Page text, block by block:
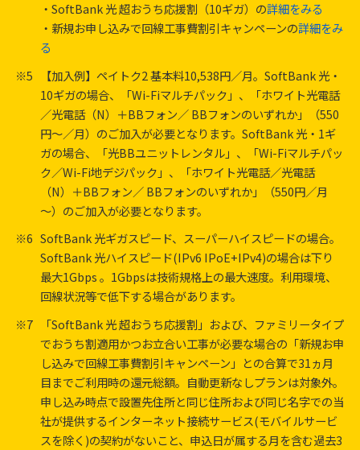
・SoftBank 光 超おうち応援割（10ギガ）の詳細をみる
・新規お申し込みで回線工事費割引キャンペーンの詳細をみ
る
※5
【加入例】ペイトク2 基本料10,538円／月。SoftBank 光・
10ギガの場合、「Wi-Fiマルチパック」、「ホワイト光電話
／光電話（N）＋BBフォン／ BBフォンのいずれか」（550
円～／月）のご加入が必要となります。SoftBank 光・1ギ
ガの場合、「光BBユニットレンタル」、「Wi-Fiマルチパッ
ク／Wi-Fi地デジパック」、「ホワイト光電話／光電話
（N）＋BBフォン／ BBフォンのいずれか」（550円／月
～）のご加入が必要となります。
※6 SoftBank 光ギガスピード、スーパーハイスピードの場合。
SoftBank 光ハイスピード(IPv6 IPoE+IPv4)の場合は下り
最大1Gbps 。1Gbpsは技術規格上の最大速度。利用環境、
回線状況等で低下する場合があります。
※7
「SoftBank 光 超おうち応援割」および、ファミリータイプ
でおうち割適用かつお立合い工事が必要な場合の「新規お申
し込みで回線工事費割引キャンペーン」との合算で31ヵ月
目までご利用時の還元総額。自動更新なしプランは対象外。
申し込み時点で設置先住所と同じ住所および同じ名字での当
社が提供するインターネット接続サービス(モバイルサービ
スを除く)の契約がないこと、申込日が属する月を含む過去3